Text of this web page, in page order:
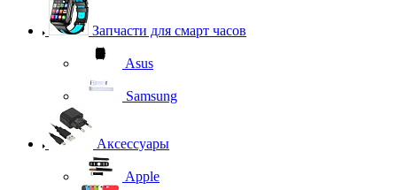
Запчасти для смарт часов
Asus
Samsung
Аксессуары
Apple